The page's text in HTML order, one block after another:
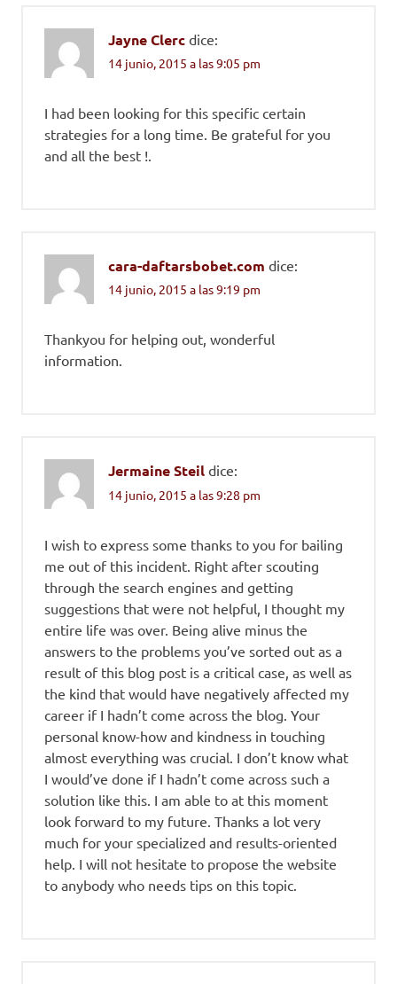
Jayne Clerc dice:
14 junio, 2015 a las 9:05 pm
I had been looking for this specific certain
strategies for a long time. Be grateful for you
and all the best !.
cara-daftarsbobet.com dice:
14 junio, 2015 a las 9:19 pm
Thankyou for helping out, wonderful
information.
Jermaine Steil dice:
14 junio, 2015 a las 9:28 pm
I wish to express some thanks to you for bailing
me out of this incident. Right after scouting
through the search engines and getting
suggestions that were not helpful, I thought my
entire life was over. Being alive minus the
answers to the problems you’ve sorted out as a
result of this blog post is a critical case, as well as
the kind that would have negatively affected my
career if I hadn’t come across the blog. Your
personal know-how and kindness in touching
almost everything was crucial. I don’t know what
I would’ve done if I hadn’t come across such a
solution like this. I am able to at this moment
look forward to my future. Thanks a lot very
much for your specialized and results-oriented
help. I will not hesitate to propose the website
to anybody who needs tips on this topic.